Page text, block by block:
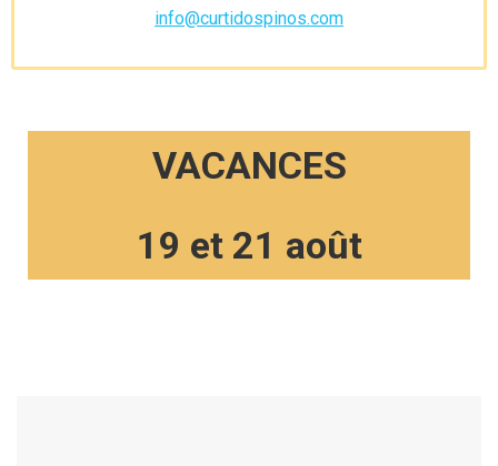
info@curtidospinos.com
VACANCES
19 et 21 août